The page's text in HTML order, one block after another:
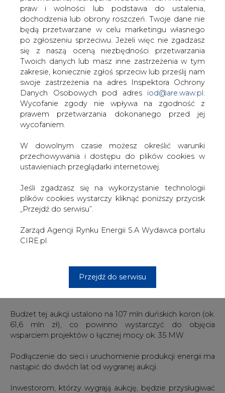
praw i wolności lub podstawa do ustalenia,
dochodzenia lub obrony roszczeń. Twoje dane nie
będą przetwarzane w celu marketingu własnego
po zgłoszeniu sprzeciwu. Jeżeli więc nie zgadzasz
się z naszą oceną niezbędności przetwarzania
Twoich danych lub masz inne zastrzeżenia w tym
zakresie, koniecznie zgłoś sprzeciw lub prześlij nam
swoje zastrzeżenia na adres Inspektora Ochrony
Danych Osobowych pod adres iod@are.waw.pl
Wycofanie zgody nie wpływa na zgodność z
prawem przetwarzania dokonanego przed jej
wycofaniem.
W dowolnym czasie możesz określić warunki
przechowywania i dostępu do plików cookies w
ustawieniach przeglądarki internetowej.
Jeśli zgadzasz się na wykorzystanie technologii
plików cookies wystarczy kliknąć poniższy przycisk
„Przejdź do serwisu”.
Zarząd Agencji Rynku Energii S.A Wydawca portalu
CIRE.pl
Przejdź do serwisu
Jak poinformował portal
Gramwzielone.pl, duńska rządowa
agencja energetyczna ogłosiła aukcję
dla inwestorów oferujących energię z
elektrowni fotowoltaicznych o
maksymalnej mocy 1 MW.
Ogłoszona aukcja to efekt nowego mechanizmu w
postaci premii doliczanej do ceny energii, który został
wdrożony w ubiegłym roku w celu ograniczenia kosztów
wsparcia dla OZE. Duńczycy notyfikowali go Komisji
publicznej.
Duńskie władze ogłosiły teraz, że oferty cenowe w
można składać do 1 listopada br. Warunek to posiadanie
projektów PV będących na zaawansowanym etapie
uzyskiwania pozwoleń.
Dodatkowy warunek, którzy przyjęto, to dystans w
przypadku wygranych projektów wynoszący
można przekroczyć ceny 0,15 DKK/kWh, czyli ok. 0,09
Budżet tej aukcji ustalono na 107 mln duńskich koron (ok.
61,6 mln zł), co powinno wystarczyć do objęcia
wsparciem projektów o łącznej mocy ok. 35 MW.
Podłączenie do sieci i uruchomienie produkcji energii ma
nastąpić do dwóch lat od wygranej aukcji.
Inwestorom, którzy wygrają aukcję, będzie przysługiwać